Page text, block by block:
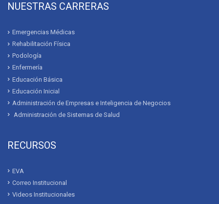
NUESTRAS CARRERAS
Emergencias Médicas
Rehabilitación Física
Podología
Enfermería
Educación Básica
Educación Inicial
Administración de Empresas e Inteligencia de Negocios
Administración de Sistemas de Salud
RECURSOS
EVA
Correo Institucional
Videos Institucionales